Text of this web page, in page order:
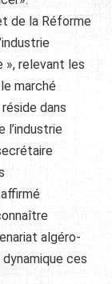
de la Réforme
», relevant les
marché
dans
l’industrie
algéro-
ces